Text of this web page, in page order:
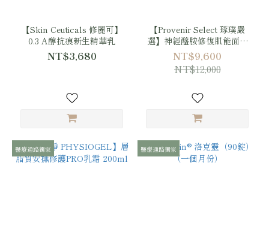
【Skin Ceuticals 修麗可】
0.3 A醇抗痕新生精華乳
NT$3,680
【Provenir Select 琢璞嚴
選】神經醯胺修復肌能面膜
十二盒
NT$9,600
NT$12,000
醫療通路獨家 醫療通路獨家